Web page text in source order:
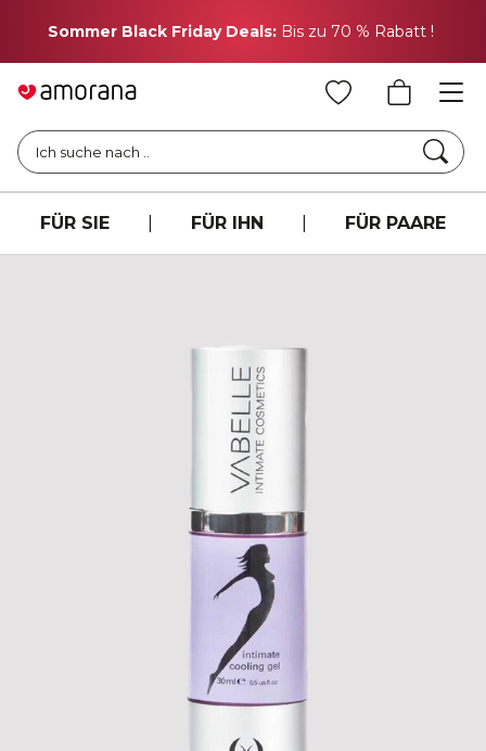
Sommer Black Friday Deals: Bis zu 70 % Rabatt !
Ich suche nach ..
FÜR SIE FÜR IHN FÜR PAARE